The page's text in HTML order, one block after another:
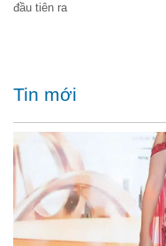
đầu tiên ra
Tin mới